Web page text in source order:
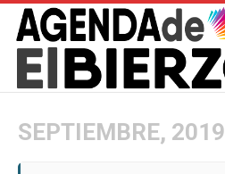
SEPTIEMBRE, 2019